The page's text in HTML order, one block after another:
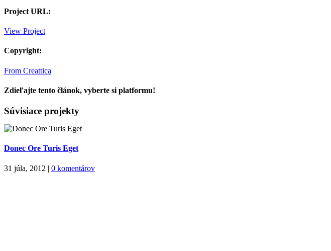
Project URL:
View Project
Copyright:
From Creattica
Zdieľajte tento článok, vyberte si platformu!
Facebook
X
Reddit
LinkedIn
Tumblr
Pinterest
Vk
Email
Súvisiace projekty
Donec Ore Turis Eget
31 júla, 2012 | 0 komentárov